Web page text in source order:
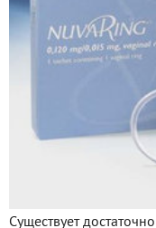
Существует